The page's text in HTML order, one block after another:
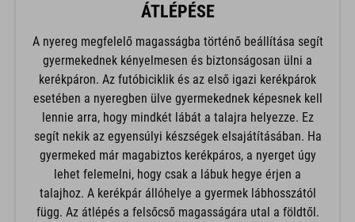
ÁTLÉPÉSE
A nyereg megfelelő magasságba történő beállítása segít
gyermekednek kényelmesen és biztonságosan ülni a
kerékpáron. Az futóbiciklik és az első igazi kerékpárok
esetében a nyeregben ülve gyermekednek képesnek kell
lennie arra, hogy mindkét lábát a talajra helyezze. Ez
segít nekik az egyensúlyi készségek elsajátításában. Ha
gyermeked már magabiztos kerékpáros, a nyerget úgy
lehet felemelni, hogy csak a lábuk hegye érjen a
talajhoz. A kerékpár állóhelye a gyermek lábhosszától
függ. Az átlépés a felsőcső magasságára utal a földtől.